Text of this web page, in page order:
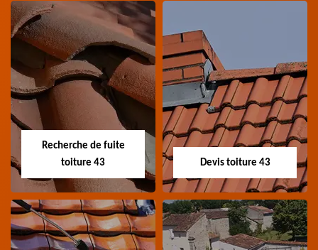
Démoussage
nettoyage de tuile
Spécialiste en
démoussage et
nettoyage de tuile 43
Haute-Loire
Urgence fuite de
toiture 43
Entreprise urgence
fuite de toiture 43
Haute-Loire
Recherche de fuite
toiture 43
Devis toiture 43